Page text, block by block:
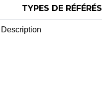
TYPES DE RÉFÉRÉS
Description